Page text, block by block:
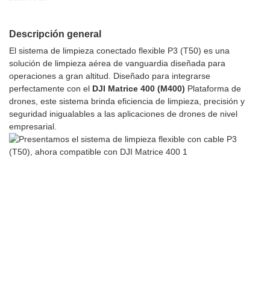
Descripción general
El sistema de limpieza conectado flexible P3 (T50) es una
solución de limpieza aérea de vanguardia diseñada para
operaciones a gran altitud. Diseñado para integrarse
perfectamente con el DJI Matrice 400 (M400) Plataforma de
drones, este sistema brinda eficiencia de limpieza, precisión y
seguridad inigualables a las aplicaciones de drones de nivel
empresarial.